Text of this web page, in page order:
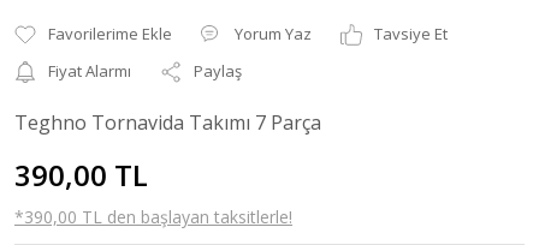
Yorum Yaz
Tavsiye Et
Fiyat Alarmı
Paylaş
Teghno Tornavida Takımı 7 Parça
390,00 TL
*390,00 TL den başlayan taksitlerle!